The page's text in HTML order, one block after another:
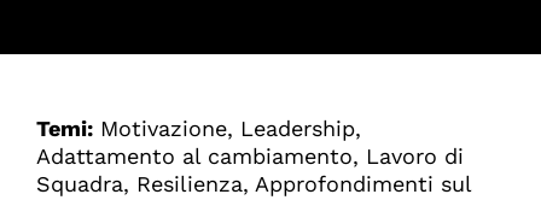
Temi:Motivazione, Leadership,
Adattamento al cambiamento, Lavoro di
Squadra, Resilienza, Approfondimenti sul